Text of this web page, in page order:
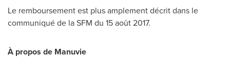
Le remboursement est plus amplement décrit dans le
communiqué de la SFM du 15 août 2017.
À propos de Manuvie